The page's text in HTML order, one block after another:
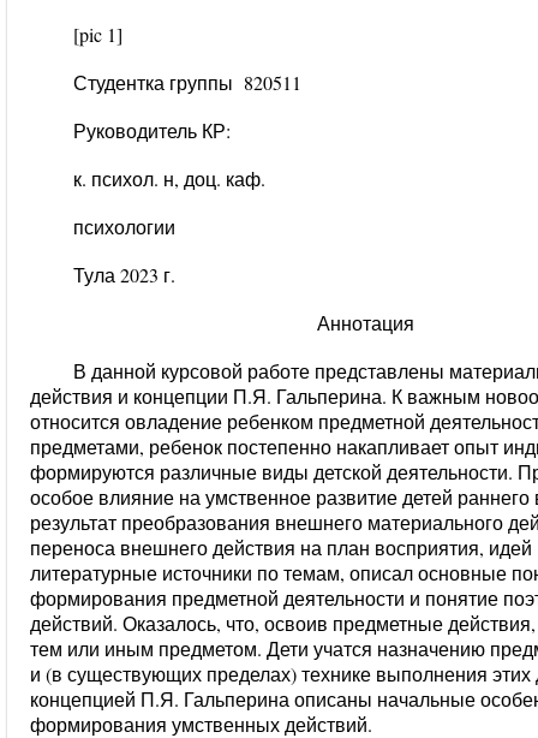
[pic 1]
Студентка группы 820511
Руководитель
к. психол. н, доц. каф.
психологии
Тула 2023 г.
Аннотация
В данной курсовой работе представлены
действия и концепции П.Я. Гальперина. К важным
относится овладение ребенком предметной
предметами, ребенок постепенно накапливает опыт
формируются различные виды детской деятельности.
особое влияние на умственное развитие детей
результат преобразования внешнего материального
переноса внешнего действия на план восприятия,
литературные источники по темам, описал основные
формирования предметной деятельности и понятие
действий. Оказалось, что, освоив предметные
тем или иным предметом. Дети учатся назначению
и (в существующих пределах) технике выполнения этих
концепцией П.Я. Гальперина описаны начальные
формирования умственных действий.